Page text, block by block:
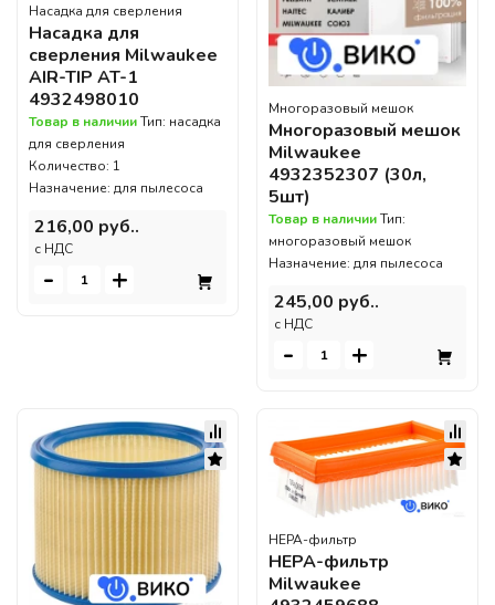
Насадка для сверления
Насадка для
сверления Milwaukee
AIR-TIP AT-1
4932498010
Товар в наличииТип: насадка
для сверления
Количество: 1
Назначение: для пылесоса
216,00 руб..
c НДС
- +
Многоразовый мешок
Многоразовый мешок
Milwaukee
4932352307 (30л,
5шт)
Товар в наличииТип:
многоразовый мешок
Назначение: для пылесоса
245,00 руб..
c НДС
- +
HEPA-фильтр
HEPA-фильтр
Milwaukee